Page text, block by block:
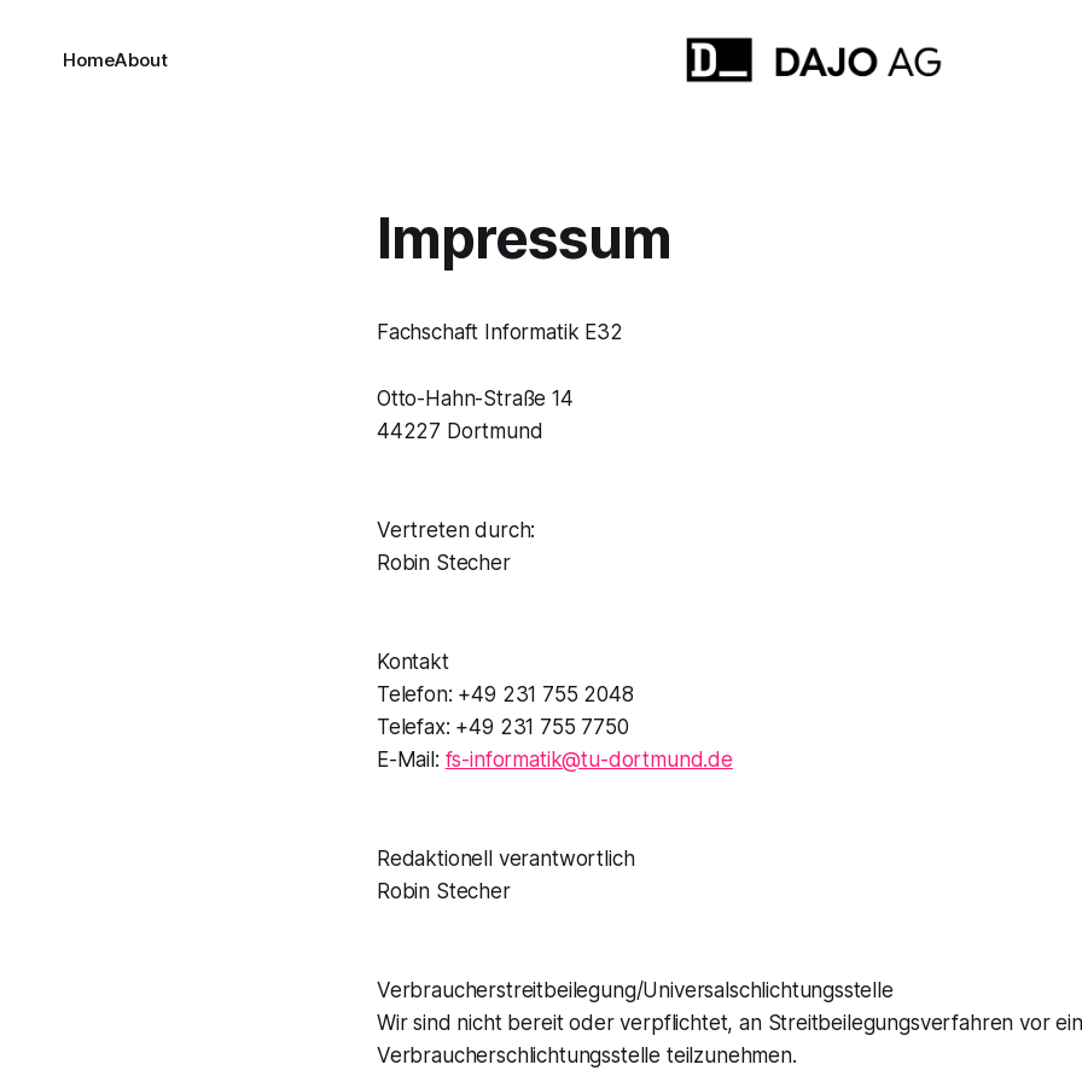
HomeAbout
Impressum
Fachschaft Informatik E32
Otto-Hahn-Straße 14
44227 Dortmund
Vertreten durch:
Robin Stecher
Kontakt
Telefon: +49 231 755 2048
Telefax: +49 231 755 7750
E-Mail: fs-informatik@tu-dortmund.de
Redaktionell verantwortlich
Robin Stecher
Verbraucherstreitbeilegung/Universalschlichtungsstelle
Wir sind nicht bereit oder verpflichtet, an Streitbeilegungsverfahren vor
Verbraucherschlichtungsstelle teilzunehmen.